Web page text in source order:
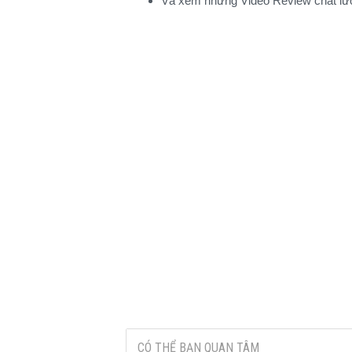
CÓ THỂ BẠN QUAN TÂM